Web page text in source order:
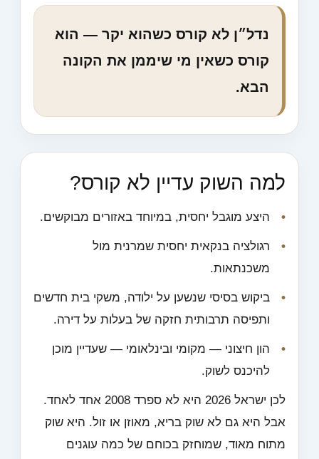
נדל״ן לא קורס כשהוא יקר — הוא
קורס כשאין מי שיממן את הקונה
הבא.
למה השוק עדיין לא קורס?
היצע מוגבל יחסית, במיוחד באזורים מבוקשים.
רגולציה בנקאית יחסית שמרנית מול
משכנתאות.
ביקוש בסיסי שנשען על ילודה, משקי בית חדשים
ותפיסה תרבותית חזקה של בעלות על דירה.
הון חיצוני — מקומי ובינלאומי — שעדיין מוכן
להיכנס לשוק.
לכן ישראל 2026 היא לא ספרד 2008 אחד לאחד.
אבל היא גם לא שוק בריא, מאוזן או זול. היא שוק
מתוח מאוד, שמוחזק בכוחם של כמה עוגנים